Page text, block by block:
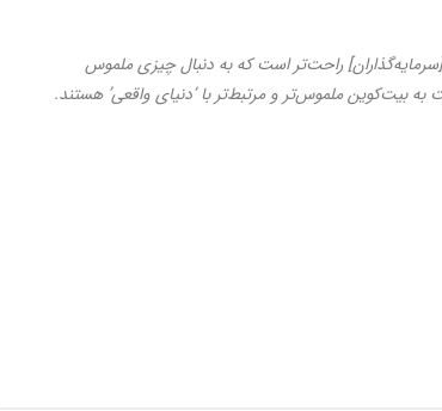
[سرمایه‌گذاران] راحت‌تر است که به دنبال چیزی ملموس
به بیت‌کوین ملموس‌تر و مرتبط‌تر با ‘دنیای واقعی’ هستند.